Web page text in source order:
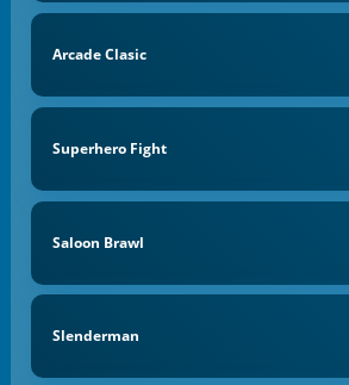
Arcade Clasic
Superhero Fight
Saloon Brawl
Slenderman